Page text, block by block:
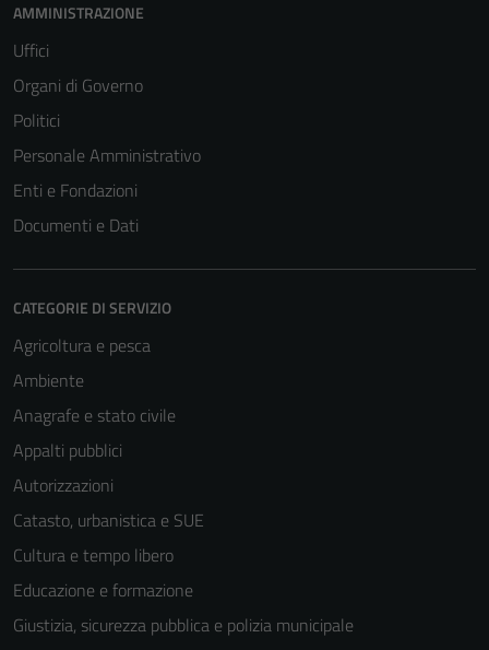
AMMINISTRAZIONE
Uffici
Organi di Governo
Politici
Personale Amministrativo
Enti e Fondazioni
Documenti e Dati
CATEGORIE DI SERVIZIO
Agricoltura e pesca
Ambiente
Anagrafe e stato civile
Appalti pubblici
Autorizzazioni
Catasto, urbanistica e SUE
Cultura e tempo libero
Educazione e formazione
Giustizia, sicurezza pubblica e polizia municipale
per il